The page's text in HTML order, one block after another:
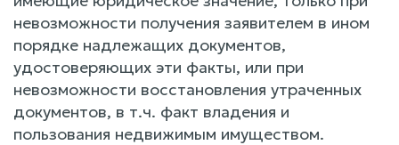
невозможности получения заявителем в ином
порядке надлежащих документов,
удостоверяющих эти факты, или при
невозможности восстановления утраченных
документов, в т.ч. факт владения и
пользования недвижимым имуществом.